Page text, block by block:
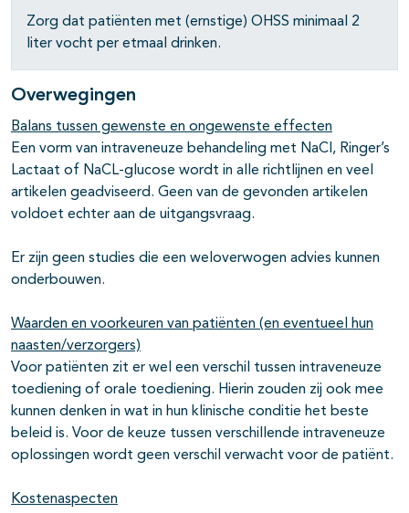
Zorg dat patiënten met (ernstige) OHSS minimaal 2
liter vocht per etmaal drinken.
Overwegingen
Balans tussen gewenste en ongewenste effecten
Een vorm van intraveneuze behandeling met NaCl, Ringer’s
Lactaat of NaCL-glucose wordt in alle richtlijnen en veel
artikelen geadviseerd. Geen van de gevonden artikelen
voldoet echter aan de uitgangsvraag.
Er zijn geen studies die een weloverwogen advies kunnen
onderbouwen.
Waarden en voorkeuren van patiënten (en eventueel hun
naasten/verzorgers)
Voor patiënten zit er wel een verschil tussen intraveneuze
toediening of orale toediening. Hierin zouden zij ook mee
kunnen denken in wat in hun klinische conditie het beste
beleid is. Voor de keuze tussen verschillende intraveneuze
oplossingen wordt geen verschil verwacht voor de patiënt.
Kostenaspecten